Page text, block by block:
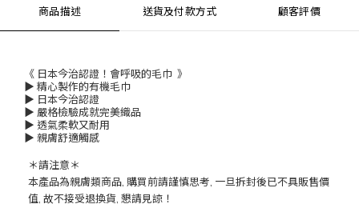
商品描述 送貨及付款方式 顧客評價
《 日本今治認證！會呼吸的毛巾 》
▶ 精心製作的有機毛巾
▶ 日本今治認證
▶ 嚴格檢驗成就完美織品
▶ 透氣柔軟又耐用
▶ 親膚舒適觸感
＊請注意＊
本產品為親膚類商品 購買前請謹慎思考 一旦拆封後已不具販售價
值 故不接受退換貨 懇請見諒！